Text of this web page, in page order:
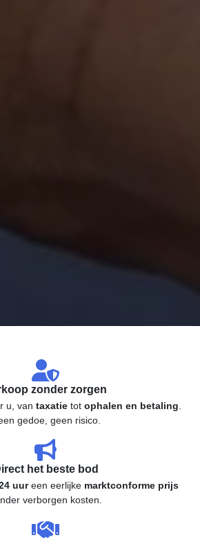
zonder zorgen
u, van taxatie tot ophalen en betaling
gedoe, geen risico.
het beste bod
uureen eerlijke marktconforme prijs
verborgen kosten.